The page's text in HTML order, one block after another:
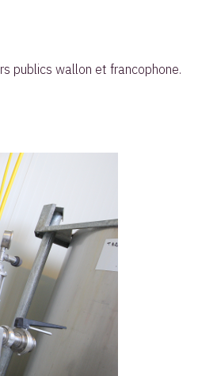
publics wallon et francophone.